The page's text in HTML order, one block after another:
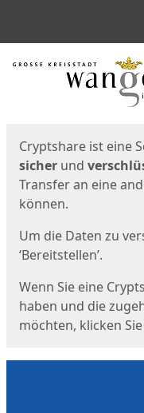
Start
Cryptshare ist eine
sicher und
Transfer an eine
können.
Um die Daten zu
‘Bereitstellen’.
Wenn Sie eine
haben und die
möchten, klicken